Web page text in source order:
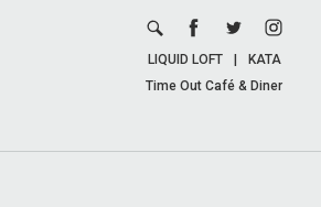
LIQUID LOFT
KATA
Time Out Café & Diner